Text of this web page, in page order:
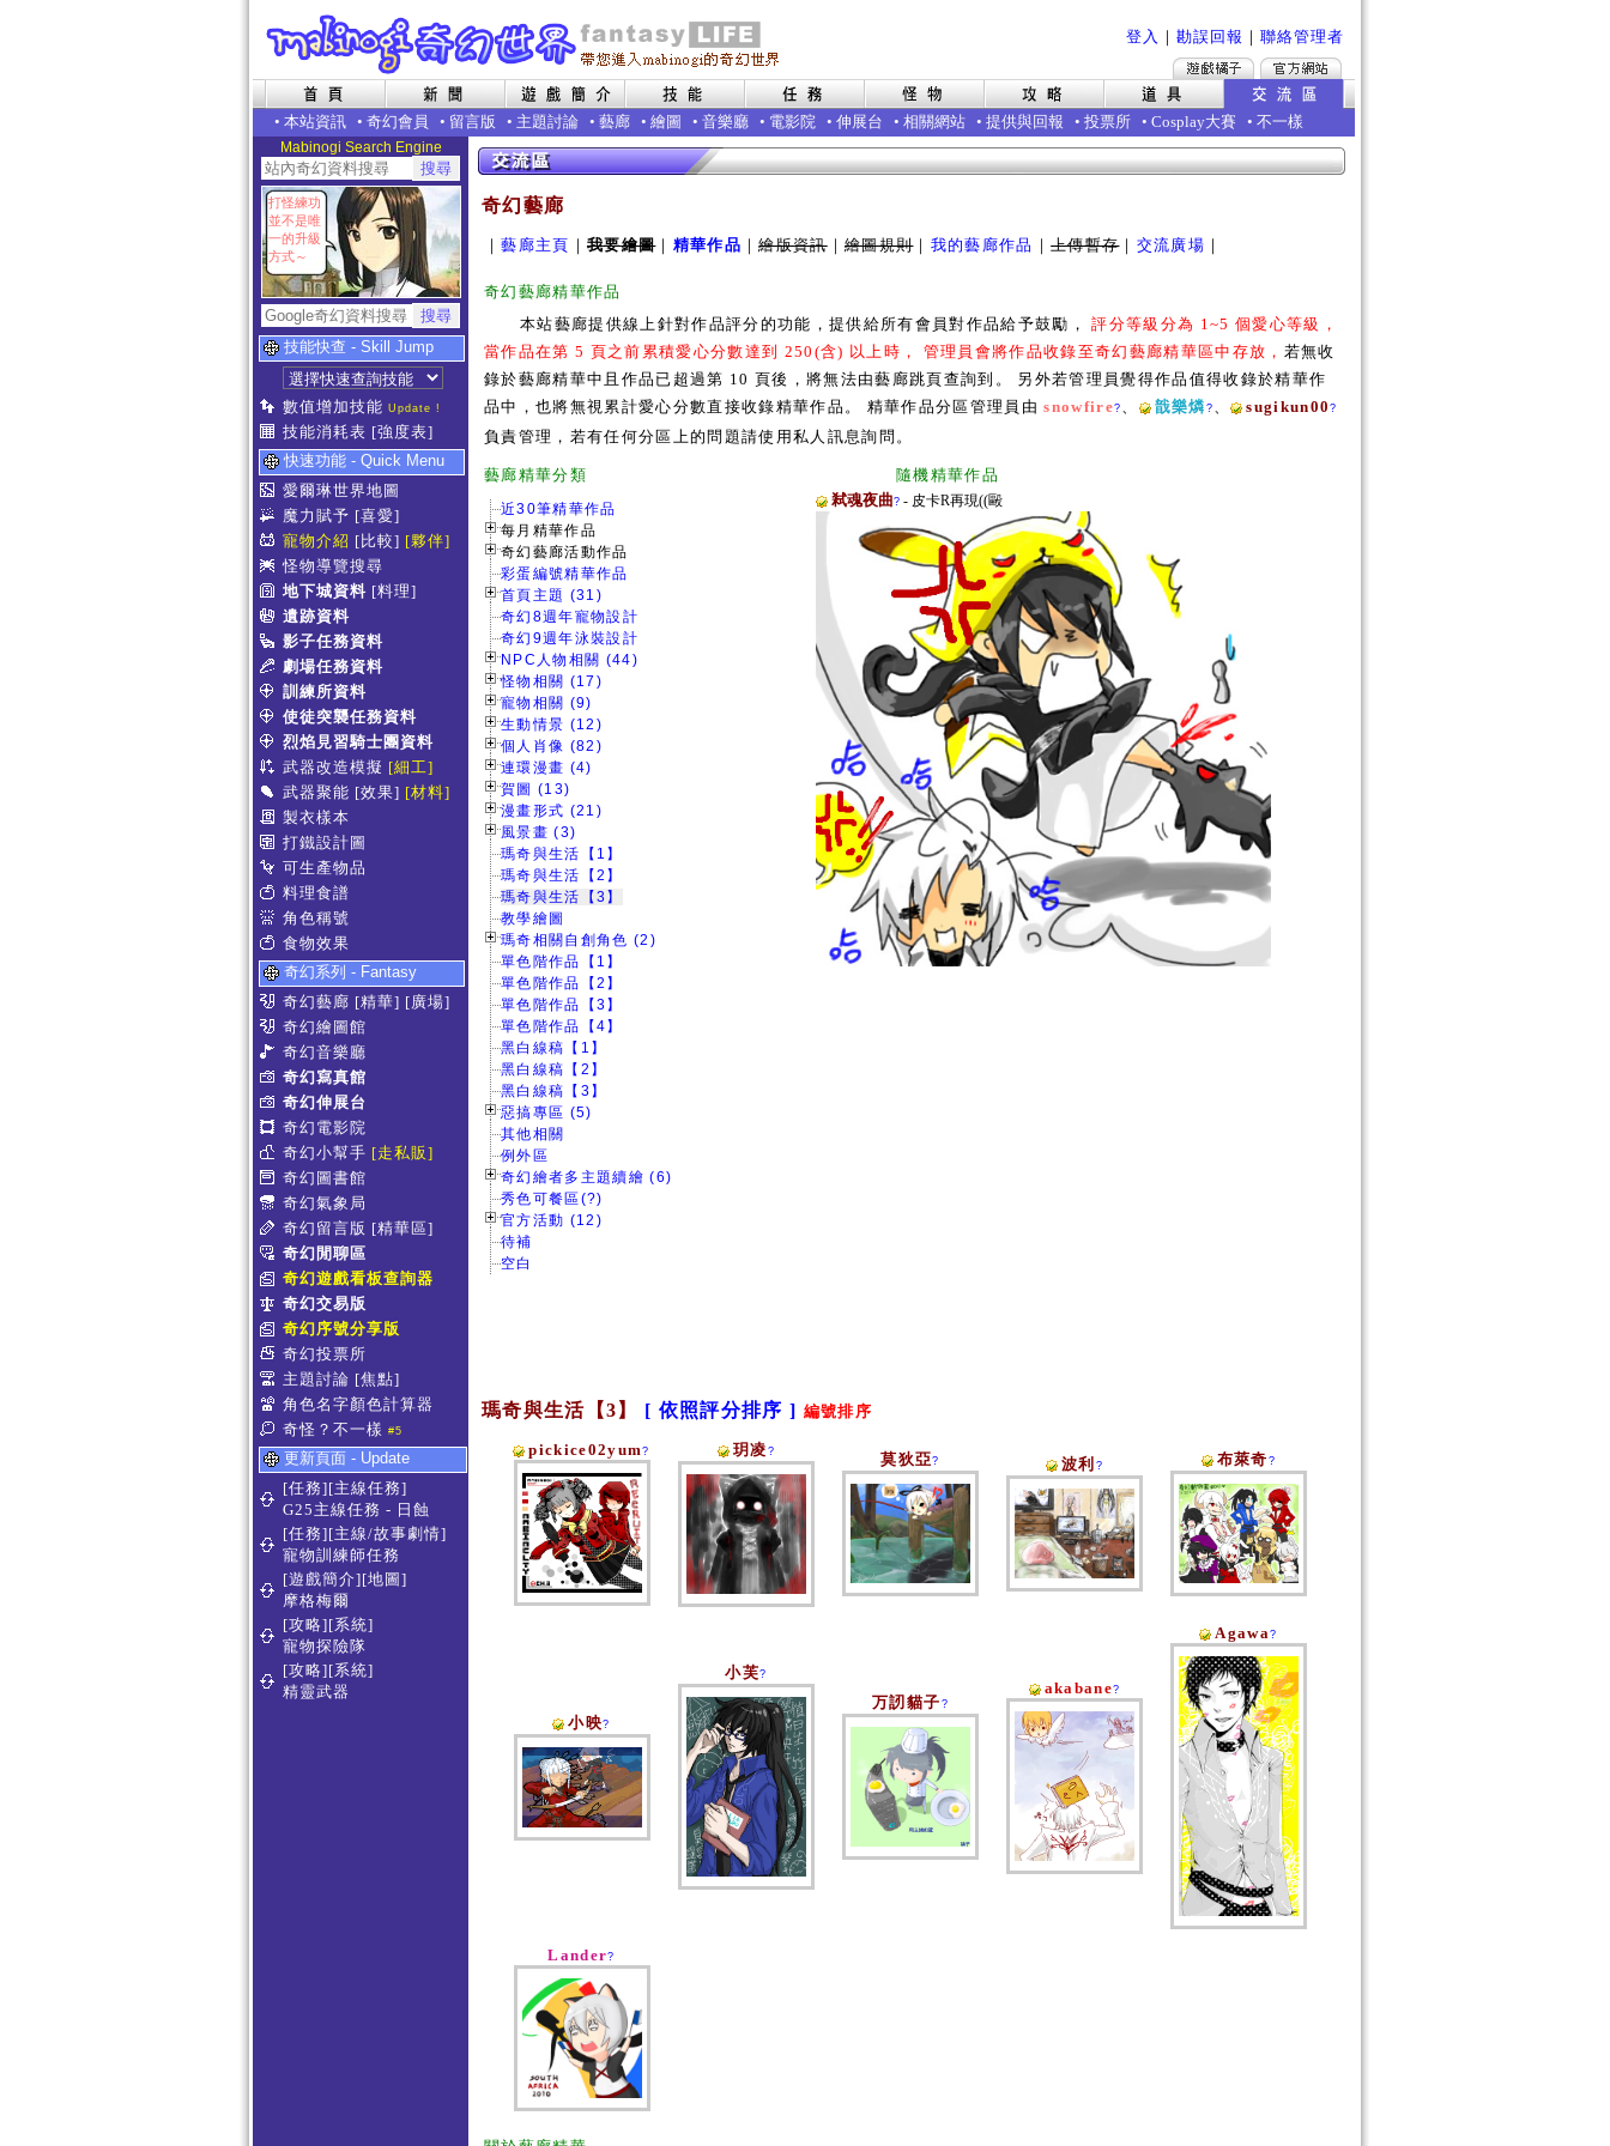
登入 ｜ 勘誤回報 ｜ 聯絡管理者
• 本站資訊 • 奇幻會員 • 留言版 • 主題討論 • 藝廊 • 繪圖 • 音樂廳 • 電影院 • 伸展台 • 相關網站 • 提供與回報 • 投票所 • Cosplay大賽 • 不一樣
Mabinogi Search Engine
打怪練功
並不是唯
一的升級
方式～
技能快查 - Skill Jump
數值增加技能 Update !
技能消耗表 [強度表]
快速功能 - Quick Menu
愛爾琳世界地圖
魔力賦予 [喜愛]
寵物介紹 [比較] [夥伴]
怪物導覽搜尋
地下城資料 [料理]
遺跡資料
影子任務資料
劇場任務資料
訓練所資料
使徒突襲任務資料
烈焰見習騎士團資料
武器改造模擬 [細工]
武器聚能 [效果] [材料]
製衣樣本
打鐵設計圖
可生產物品
料理食譜
角色稱號
食物效果
奇幻系列 - Fantasy
奇幻藝廊 [精華] [廣場]
奇幻繪圖館
奇幻音樂廳
奇幻寫真館
奇幻伸展台
奇幻電影院
奇幻小幫手 [走私販]
奇幻圖書館
奇幻氣象局
奇幻留言版 [精華區]
奇幻閒聊區
奇幻遊戲看板查詢器
奇幻交易版
奇幻序號分享版
奇幻投票所
主題討論 [焦點]
角色名字顏色計算器
奇怪？不一樣 #5
更新頁面 - Update
[任務][主線任務]
G25主線任務 - 日蝕
[任務][主線/故事劇情]
寵物訓練師任務
[遊戲簡介][地圖]
摩格梅爾
[攻略][系統]
寵物探險隊
[攻略][系統]
精靈武器
奇幻藝廊
｜藝廊主頁 ｜我要繪圖｜ 精華作品 ｜繪版資訊｜繪圖規則｜ 我的藝廊作品 ｜上傳暫存｜ 交流廣場 ｜
奇幻藝廊精華作品
本站藝廊提供線上針對作品評分的功能，提供給所有會員對作品給予鼓勵，評分等級分為 1~5 個愛心等級，
當作品在第 5 頁之前累積愛心分數達到 250(含) 以上時， 管理員會將作品收錄至奇幻藝廊精華區中存放， 若無收
錄於藝廊精華中且作品已超過第 10 頁後，將無法由藝廊跳頁查詢到。 另外若管理員覺得作品值得收錄於精華作
品中，也將無視累計愛心分數直接收錄精華作品。 精華作品分區管理員由snowfire? 、 戠樂燐 ? 、 sugikun00?
負責管理，若有任何分區上的問題請使用私人訊息詢問。
藝廊精華分類 隨機精華作品
近30筆精華作品
每月精華作品
奇幻藝廊活動作品
彩蛋編號精華作品
首頁主題 (31)
奇幻8週年寵物設計
奇幻9週年泳裝設計
NPC人物相關 (44)
怪物相關 (17)
寵物相關 (9)
生動情景 (12)
個人肖像 (82)
連環漫畫 (4)
賀圖 (13)
漫畫形式 (21)
風景畫 (3)
瑪奇與生活【1】
瑪奇與生活【2】
瑪奇與生活【3】
教學繪圖
瑪奇相關自創角色 (2)
單色階作品【1】
單色階作品【2】
單色階作品【3】
單色階作品【4】
黑白線稿【1】
黑白線稿【2】
黑白線稿【3】
惡搞專區 (5)
其他相關
例外區
奇幻繪者多主題續繪 (6)
秀色可餐區(?)
官方活動 (12)
待補
空白
弒魂夜曲? - 皮卡R再現((毆
瑪奇與生活【3】 [ 依照評分排序 ] 編號排序
pickice02yum? 玥凌 ? 莫狄亞? 波利 ? 布萊奇 ?
小映?
小芙?
万訒貓子 ?
akabane?
Agawa?
Lander?